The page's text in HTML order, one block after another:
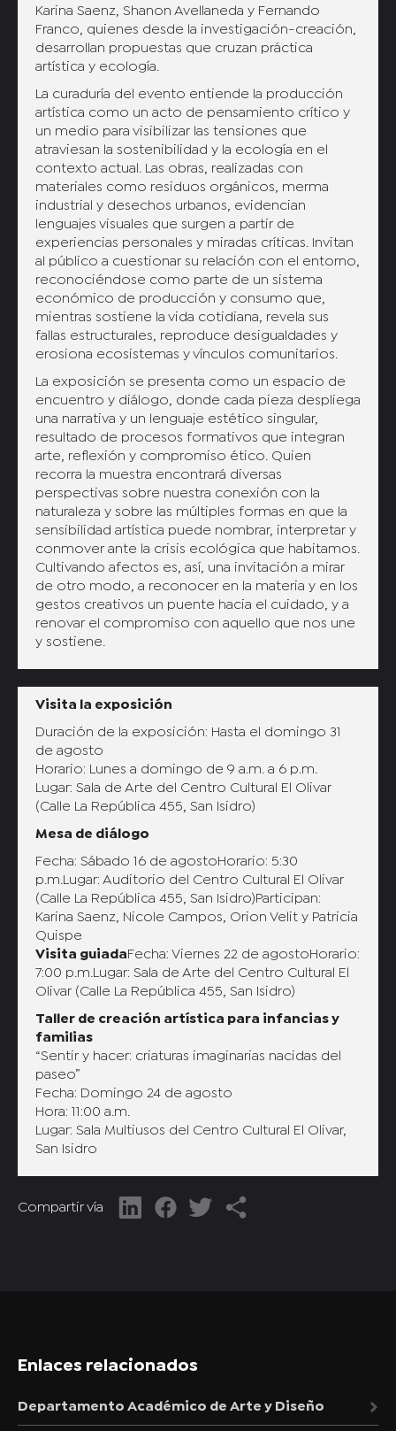
Karina Saenz, Shanon Avellaneda y Fernando
Franco, quienes desde la investigación-creación,
desarrollan propuestas que cruzan práctica
artística y ecología.
La curaduría del evento entiende la producción
artística como un acto de pensamiento crítico y
un medio para visibilizar las tensiones que
atraviesan la sostenibilidad y la ecología en el
contexto actual. Las obras, realizadas con
materiales como residuos orgánicos, merma
industrial y desechos urbanos, evidencian
lenguajes visuales que surgen a partir de
experiencias personales y miradas críticas. Invitan
al público a cuestionar su relación con el entorno,
reconociéndose como parte de un sistema
económico de producción y consumo que,
mientras sostiene la vida cotidiana, revela sus
fallas estructurales, reproduce desigualdades y
erosiona ecosistemas y vínculos comunitarios.
La exposición se presenta como un espacio de
encuentro y diálogo, donde cada pieza despliega
una narrativa y un lenguaje estético singular,
resultado de procesos formativos que integran
arte, reflexión y compromiso ético. Quien
recorra la muestra encontrará diversas
perspectivas sobre nuestra conexión con la
naturaleza y sobre las múltiples formas en que la
sensibilidad artística puede nombrar, interpretar y
conmover ante la crisis ecológica que habitamos.
Cultivando afectos es, así, una invitación a mirar
de otro modo, a reconocer en la materia y en los
gestos creativos un puente hacia el cuidado, y a
renovar el compromiso con aquello que nos une
y sostiene.
Visita la exposición
Duración de la exposición: Hasta el domingo 31
de agosto
Horario: Lunes a domingo de 9 a.m. a 6 p.m.
Lugar: Sala de Arte del Centro Cultural El Olivar
(Calle La República 455, San Isidro)
Mesa de diálogo
Fecha: Sábado 16 de agostoHorario: 5:30
p.m.Lugar: Auditorio del Centro Cultural El Olivar
(Calle La República 455, San Isidro)Participan:
Karina Saenz, Nicole Campos, Orion Velit y Patricia
Quispe
Visita guiada Fecha: Viernes 22 de agostoHorario:
7:00 p.m.Lugar: Sala de Arte del Centro Cultural El
Olivar (Calle La República 455, San Isidro)
Taller de creación artística para infancias y
familias
“Sentir y hacer: criaturas imaginarias nacidas del
paseo”
Fecha: Domingo 24 de agosto
Hora: 11:00 a.m.
Lugar: Sala Multiusos del Centro Cultural El Olivar,
San Isidro
Compartir vía
Enlaces relacionados
Departamento Académico de Arte y Diseño